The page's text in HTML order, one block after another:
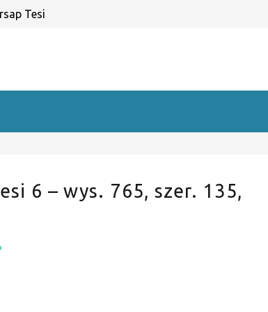
Tesi
6 – wys. 765, szer. 135,